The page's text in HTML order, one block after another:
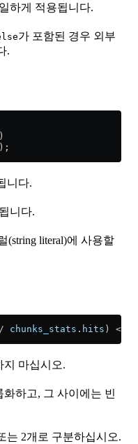
하게 적용됩니다.
가 포함된 경우 외부
.
니다.
니다.
(string literal)에 사용할
/ chunks_stats . hits ) <<
지 마십시오.
하고, 그 사이에는 빈
는 2개로 구분하십시오.